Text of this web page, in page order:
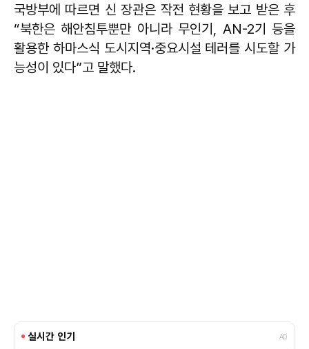
국방부에 따르면 신 장관은 작전 현황을 보고 받은 후
“북한은 해안침투뿐만 아니라 무인기, AN-2기 등을
활용한 하마스식 도시지역·중요시설 테러를 시도할 가
능성이 있다”고 말했다.